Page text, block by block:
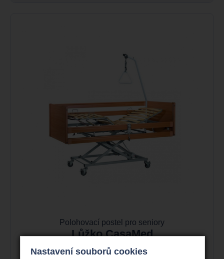
Polohovací postel pro seniory
Lůžko CasaMed
Nastavení souborů cookies